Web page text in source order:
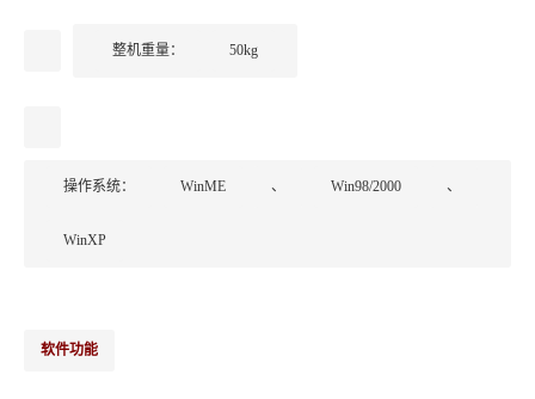
整机重量： 50kg
操作系统： WinME 、 Win98/2000 、
WinXP
软件功能